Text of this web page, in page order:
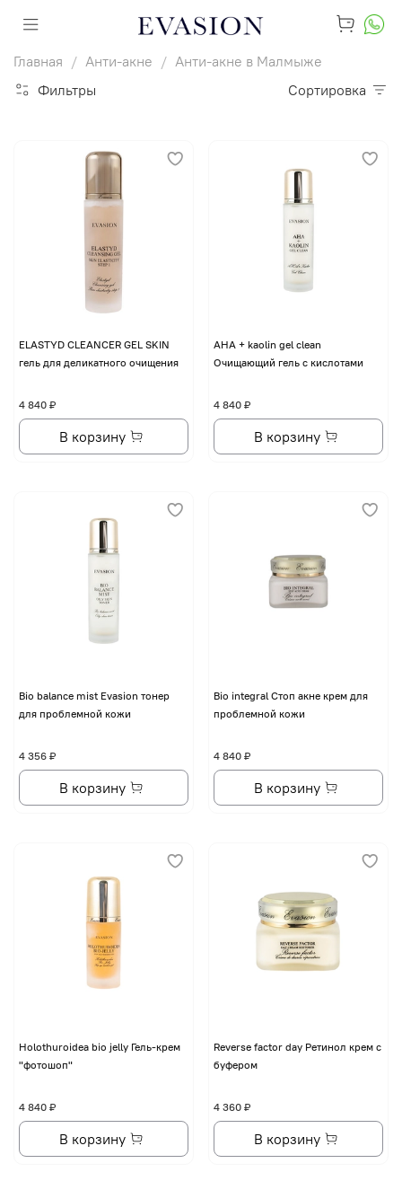
Главная Анти-акне
Анти-акне в Малмыже
Фильтры
Сортировка
ELASTYD CLEANCER GEL SKIN
гель для деликатного очищения
4 840 ₽
В корзину
AHA + kaolin gel clean
Очищающий гель с кислотами
4 840 ₽
В корзину
Bio balance mist Evasion тонер
для проблемной кожи
4 356 ₽
В корзину
Bio integral Стоп акне крем для
проблемной кожи
4 840 ₽
В корзину
Holothuroidea bio jelly Гель-крем
"фотошоп"
4 840 ₽
В корзину
Reverse factor day Ретинол крем с
буфером
4 360 ₽
В корзину